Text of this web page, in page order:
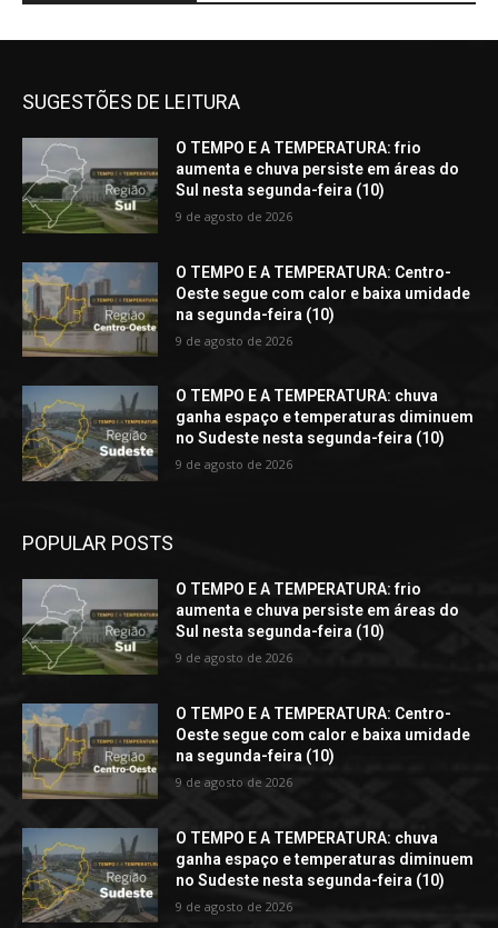
SUGESTÕES DE LEITURA
O TEMPO E A TEMPERATURA: frio
aumenta e chuva persiste em áreas do
Sul nesta segunda-feira (10)
9 de agosto de 2026
O TEMPO E A TEMPERATURA: Centro-
Oeste segue com calor e baixa umidade
na segunda-feira (10)
9 de agosto de 2026
O TEMPO E A TEMPERATURA: chuva
ganha espaço e temperaturas diminuem
no Sudeste nesta segunda-feira (10)
9 de agosto de 2026
POPULAR POSTS
O TEMPO E A TEMPERATURA: frio
aumenta e chuva persiste em áreas do
Sul nesta segunda-feira (10)
9 de agosto de 2026
O TEMPO E A TEMPERATURA: Centro-
Oeste segue com calor e baixa umidade
na segunda-feira (10)
9 de agosto de 2026
O TEMPO E A TEMPERATURA: chuva
ganha espaço e temperaturas diminuem
no Sudeste nesta segunda-feira (10)
9 de agosto de 2026